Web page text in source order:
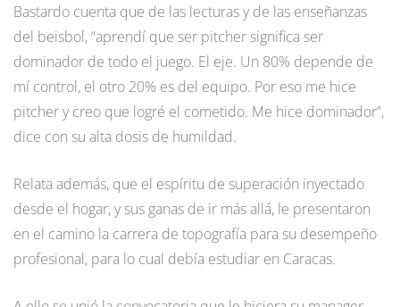
Bastardo cuenta que de las lecturas y de las enseñanzas
del beisbol, “aprendí que ser pitcher significa ser
dominador de todo el juego. El eje. Un 80% depende de
mí control, el otro 20% es del equipo. Por eso me hice
pitcher y creo que logré el cometido. Me hice dominador”,
dice con su alta dosis de humildad.
Relata además, que el espíritu de superación inyectado
desde el hogar, y sus ganas de ir más allá, le presentaron
en el camino la carrera de topografía para su desempeño
profesional, para lo cual debía estudiar en Caracas.